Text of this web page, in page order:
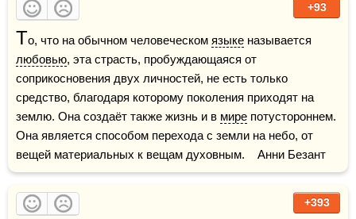
+93
То, что на обычном человеческом языке
любовью, эта страсть, пробуждающаяся от
соприкосновения двух личностей, не есть только
средство, благодаря которому поколения приходят на
землю. Она создаёт также жизнь и в мире потустороннем.
Она является способом перехода с земли на небо, от
вещей материальных к вещам духовным.    Анни Безант
+393